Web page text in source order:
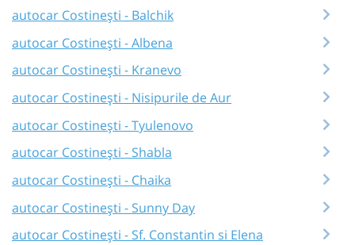
autocar Costinești - Balchik
autocar Costinești - Albena
autocar Costinești - Kranevo
autocar Costinești - Nisipurile de Aur
autocar Costinești - Tyulenovo
autocar Costinești - Shabla
autocar Costinești - Chaika
autocar Costinești - Sunny Day
autocar Costinești - Sf. Constantin si Elena